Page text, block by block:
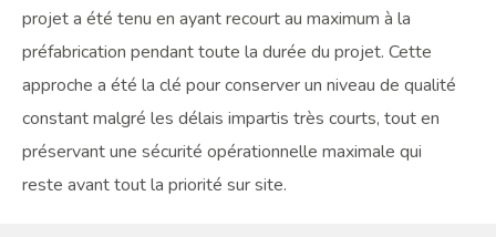
projet a été tenu en ayant recourt au maximum à la
préfabrication pendant toute la durée du projet. Cette
approche a été la clé pour conserver un niveau de qualité
constant malgré les délais impartis très courts, tout en
préservant une sécurité opérationnelle maximale qui
reste avant tout la priorité sur site.